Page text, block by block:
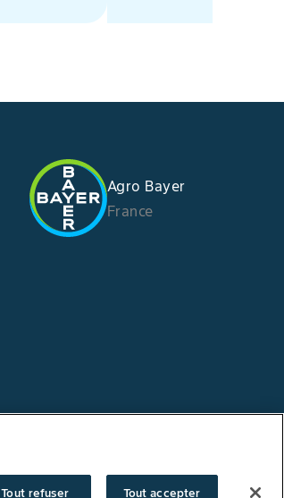
Agro Bayer
France
Tout refuser Tout accepter